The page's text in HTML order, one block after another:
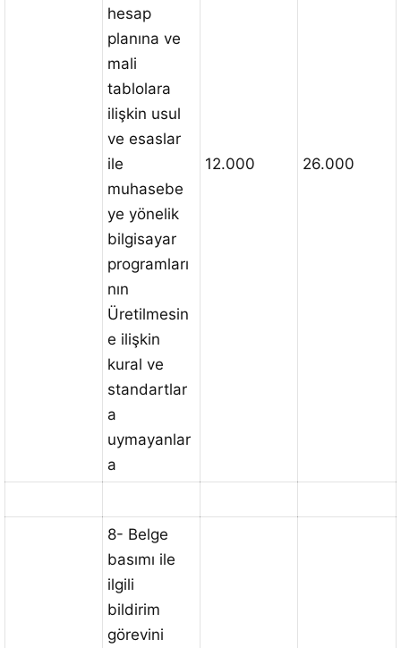
hesap
planına ve
mali
tablolara
ilişkin usul
ve esaslar
ile
muhasebe
ye yönelik
bilgisayar
programları
nın
Üretilmesin
e ilişkin
kural ve
standartlar
a
uymayanlar
a
12.000 26.000
8- Belge
basımı ile
ilgili
bildirim
görevini